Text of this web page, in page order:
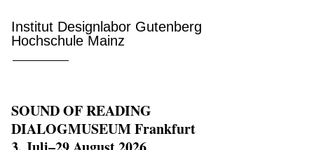
Institut Designlabor Gutenberg
Hochschule Mainz
SOUND OF READING
DIALOGMUSEUM Frankfurt